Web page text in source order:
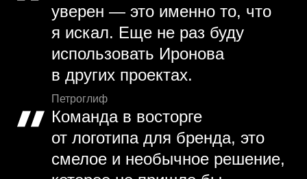
уверен — это именно то, что
я искал. Еще не раз буду
использовать Иронова
в других проектах.
Петроглиф
Команда в восторге
от логотипа для бренда, это
смелое и необычное решение,